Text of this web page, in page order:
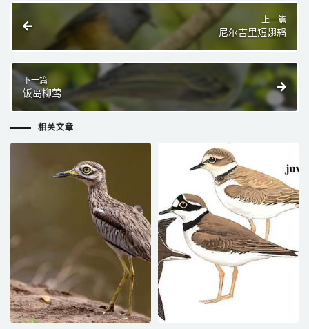
上一篇
尼尔吉里短翅鸫
下一篇
饭岛柳莺
相关文章